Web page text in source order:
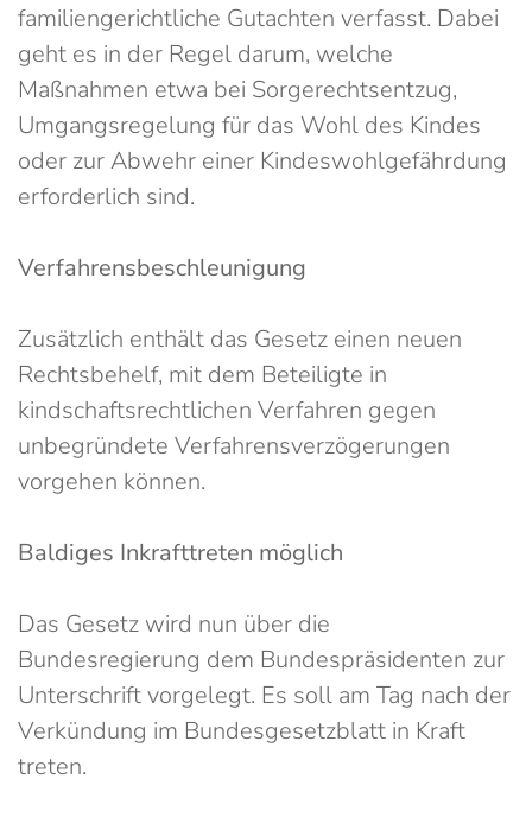
familiengerichtliche Gutachten verfasst. Dabei
geht es in der Regel darum, welche
Maßnahmen etwa bei Sorgerechtsentzug,
Umgangsregelung für das Wohl des Kindes
oder zur Abwehr einer Kindeswohlgefährdung
erforderlich sind.
Verfahrensbeschleunigung
Zusätzlich enthält das Gesetz einen neuen
Rechtsbehelf, mit dem Beteiligte in
kindschaftsrechtlichen Verfahren gegen
unbegründete Verfahrensverzögerungen
vorgehen können.
Baldiges Inkrafttreten möglich
Das Gesetz wird nun über die
Bundesregierung dem Bundespräsidenten zur
Unterschrift vorgelegt. Es soll am Tag nach der
Verkündung im Bundesgesetzblatt in Kraft
treten.